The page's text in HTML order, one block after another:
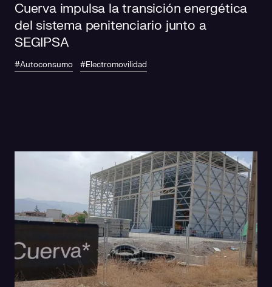
Cuerva impulsa la transición energética
del sistema penitenciario junto a
SEGIPSA
#Autoconsumo #Electromovilidad